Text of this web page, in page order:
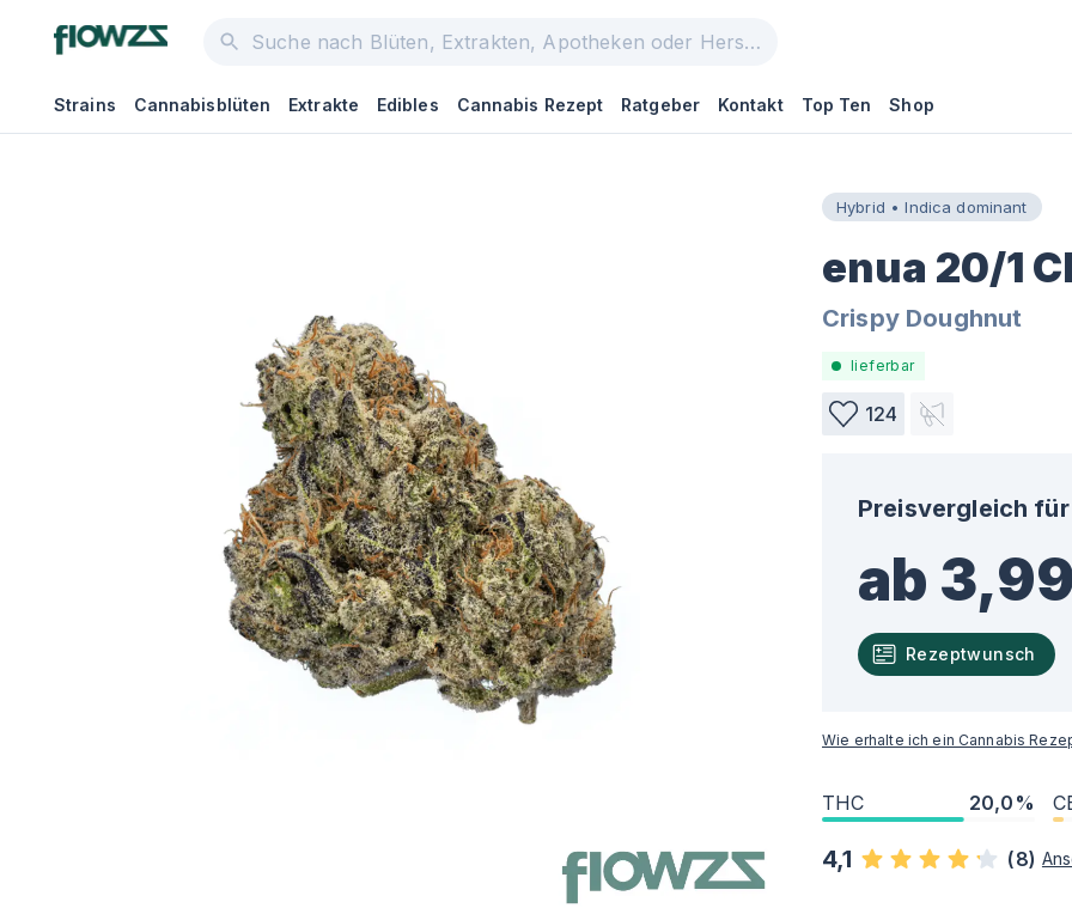
Strains Cannabisblüten Extrakte Edibles Cannabis Rezept Ratgeber Kontakt Top Ten Shop
Hybrid • Indica dominant
enua 20/1
Crispy Doughnut
lieferbar
124
Preisvergleich für
ab
Rezeptwunsch
Wie erhalte ich ein Cannabis
THC 20,0%
4,1 (8)